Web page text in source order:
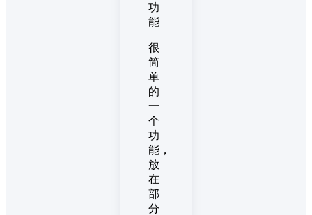
功
能
很
简
单
的
一
个
功
能，
放
在
部
分